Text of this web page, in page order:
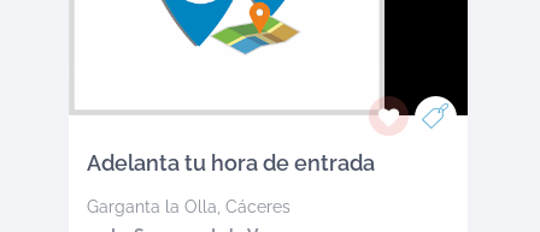
Adelanta tu hora de entrada
Garganta la Olla, Cáceres